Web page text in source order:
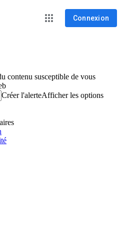
Connexion
contenu susceptible de vous
Créer l'alerteAfficher les options